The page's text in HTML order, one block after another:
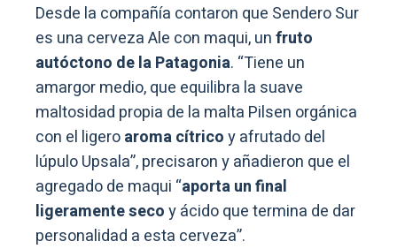
Desde la compañía contaron que Sendero Sur
es una cerveza Ale con maqui, unfruto
autóctono de la Patagonia. “Tiene un
amargor medio, que equilibra la suave
maltosidad propia de la malta Pilsen orgánica
con el ligeroaroma cítricoy afrutado del
lúpulo Upsala”, precisaron y añadieron que el
agregado de maqui “aporta un final
ligeramente secoy ácido que termina de dar
personalidad a esta cerveza”.